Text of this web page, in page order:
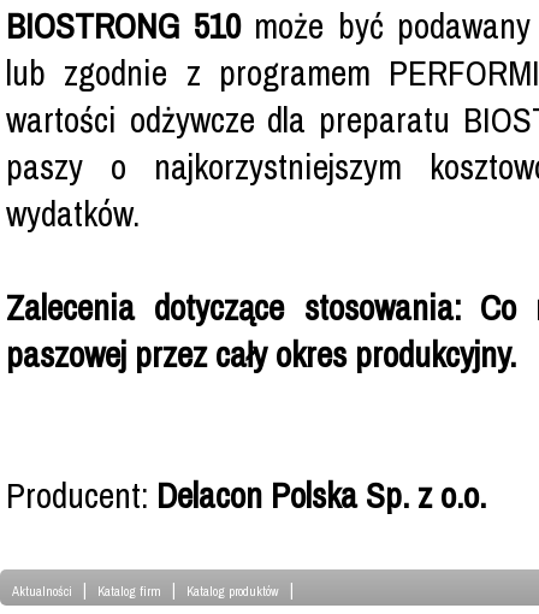
BIOSTRONG 510może być
lub zgodnie z programem
wartości odżywcze dla preparatu
paszy o najkorzystniejszym
wydatków.
Zalecenia dotyczące stosowania:
paszowej przez cały okres produkcyjny.
Producent: Delacon Polska Sp. z o.o.
Aktualności | Katalog firm | Katalog produktów |